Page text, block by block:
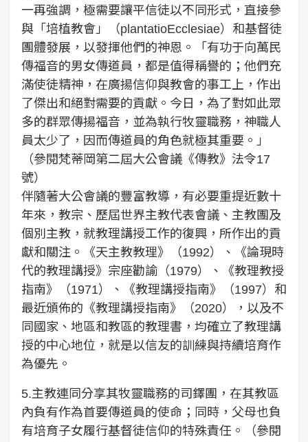
一再強調，極需要讓平信徒以不同形式，直接參
與「培植教會」（plantatioEcclesiae）和基督徒
團體發展，以發揮他們的神恩。「有功于向萬民
傳福音的男女傳道員，都是值得稱譽的；他們充
滿使徒精神，在廣揚信仰與教會的事工上，作出
了傑出和絕對需要的貢獻。今日，為了對如此眾
多的群眾傳揚福音，並為執行牧靈職務，神職人
員太少了，因而傳道員的角色就極其重要。」
（參閱梵蒂岡第二屆大公會議《傳教》法令17
號）
伴隨著大公會議的豐富教導，有必要重提近數十
年來，教宗、歷屆世界主教代表會議、主教團及
個別主教，就教理講授工作的復興，所作出的貢
獻和關注。《天主教教理》（1992）、《論現時
代的教理講授》宗座勸諭（1979）、《教理教授
指南》（1971）、《教理講授指南》（1997）和
最近頒佈的《教理講授指南》（2020），以及不
同國家、地區和教區的教理書，均確立了教理講
授的中心地位，就是以信友的訓練與持續培育作
為優先。
5.主教連同分享其牧靈職務的司鐸團，在其教區
內負有作為首要傳道員的使命；同時，父母也負
有培育子女履行基督徒信仰的特殊責任。（參閱